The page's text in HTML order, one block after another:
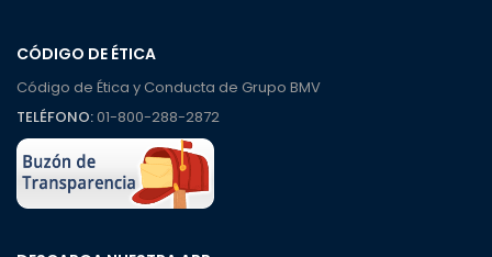
CÓDIGO DE ÉTICA
Código de Ética y Conducta de Grupo BMV
TELÉFONO:01-800-288-2872